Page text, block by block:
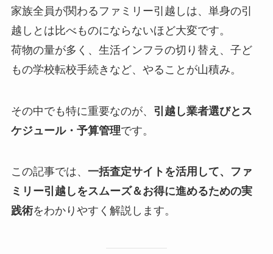
家族全員が関わるファミリー引越しは、単身の引
越しとは比べものにならないほど大変です。
荷物の量が多く、生活インフラの切り替え、子ど
もの学校転校手続きなど、やることが山積み。
その中でも特に重要なのが、 引越し業者選びとス
ケジュール・予算管理です。
この記事では、 一括査定サイトを活用して、ファ
ミリー引越しをスムーズ＆お得に進めるための実
践術をわかりやすく解説します。